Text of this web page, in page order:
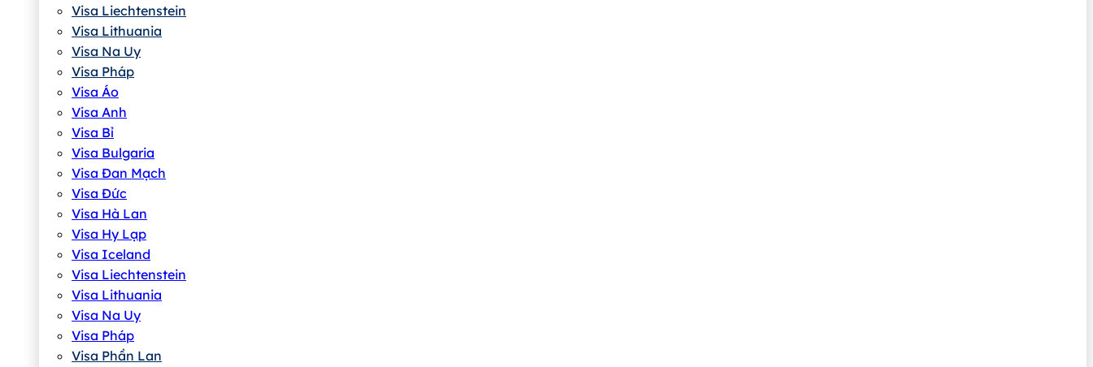
Visa Liechtenstein
Visa Lithuania
Visa Na Uy
Visa Pháp
Visa Áo
Visa Anh
Visa Bỉ
Visa Bulgaria
Visa Đan Mạch
Visa Đức
Visa Hà Lan
Visa Hy Lạp
Visa Iceland
Visa Liechtenstein
Visa Lithuania
Visa Na Uy
Visa Pháp
Visa Phần Lan